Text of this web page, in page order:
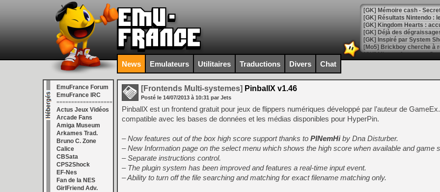
[GK] Mémoire cash -
[GK] Résultats Nintendo :
[GK] Déjà des
[Mo5] Brickboy cherche à
[GK] Minecraft et ses «
[GK] Beast of
[GK] Ubisoft : fin de partie
[GK] Mémoire cash -
[GK] Dan Houser (GTA)
[GK] Comment EA Sports
[GK] Crimson Moon : un
[GK] Isle of Reveries : le
[GK] Moonlighter 2 : The
[GK] Capcom relance
[Mo5] Deux inédits du
[GK] Le beat'em up The
[GK] Endless Legend 2 :
News Emulateurs Utilitaires Traductions Divers Chat
EmuFrance Forum
EmuFrance IRC
===================
Actus Jeux Vidéos
Arcade Fans
Amiga Museum
Arkames Trad.
Bruno C. Zone
Calice
CBSata
CPS2Shock
EF-Nes
Fan de la NES
GirlFriend Adv.
[Frontends Multi-systemes] PinballX v1.46
Posté le 14/07/2013 à 10:31 par Jets
PinballX est un frontend gratuit pour jeux de flippers numériques développé par l’auteur de
compatible avec les bases de données et les médias disponibles pour HyperPin.
– Now features out of the box high score support thanks to PINemHiby Dna Disturber.
– New Information page on the select menu which shows the high score when available and game
– Separate instructions control.
– The plugin system has been improved and features a real-time input event.
– Ability to turn off the file searching and matching for exact filename matching only.